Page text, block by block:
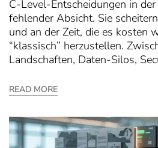
C-Level-Entscheidungen in
fehlender Absicht. Sie
und an der Zeit, die es kosten
“klassisch” herzustellen.
Landschaften, Daten-Silos,
READ MORE